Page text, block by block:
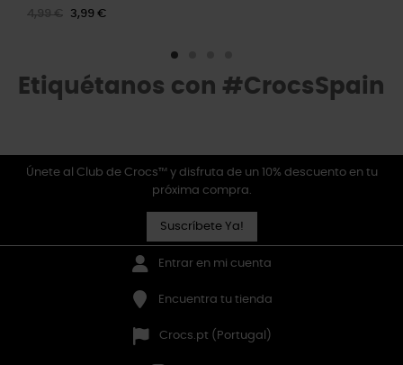
4,99 € 3,99 €
Etiquétanos con #CrocsSpain
Únete al Club de Crocs™ y disfruta de un 10% descuento en tu
próxima compra.
Suscríbete Ya!
Entrar en mi cuenta
Encuentra tu tienda
Crocs.pt (Portugal)